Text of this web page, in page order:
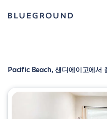
Pacific Beach, 샌디에이고에서